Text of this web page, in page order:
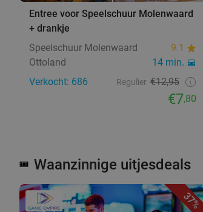
Entree voor Speelschuur Molenwaard
+ drankje
Speelschuur Molenwaard
9.1
Ottoland
14 min.
Verkocht: 686
Regulier €12,95
€7,80
🎟️ Waanzinnige uitjesdeals
37%